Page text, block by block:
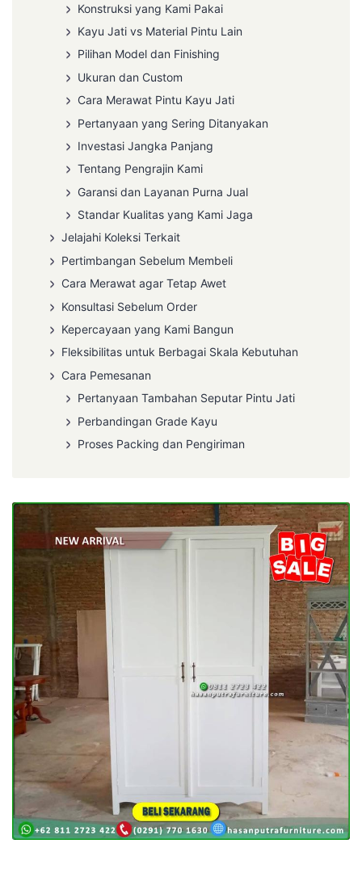
Konstruksi yang Kami Pakai
Kayu Jati vs Material Pintu Lain
Pilihan Model dan Finishing
Ukuran dan Custom
Cara Merawat Pintu Kayu Jati
Pertanyaan yang Sering Ditanyakan
Investasi Jangka Panjang
Tentang Pengrajin Kami
Garansi dan Layanan Purna Jual
Standar Kualitas yang Kami Jaga
Jelajahi Koleksi Terkait
Pertimbangan Sebelum Membeli
Cara Merawat agar Tetap Awet
Konsultasi Sebelum Order
Kepercayaan yang Kami Bangun
Fleksibilitas untuk Berbagai Skala Kebutuhan
Cara Pemesanan
Pertanyaan Tambahan Seputar Pintu Jati
Perbandingan Grade Kayu
Proses Packing dan Pengiriman